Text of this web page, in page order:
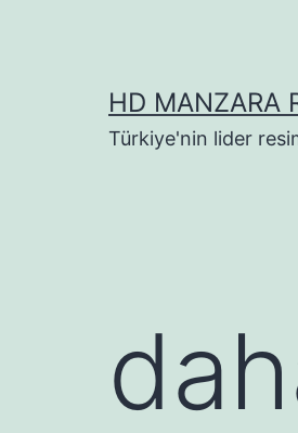
HD MANZARA
Türkiye'nin lider